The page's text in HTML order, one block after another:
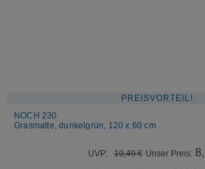
PREISVORTEIL!
NOCH 230
Grasmatte, dunkelgrün, 120 x 60 cm
UVP: 10,49€ Unser Preis: